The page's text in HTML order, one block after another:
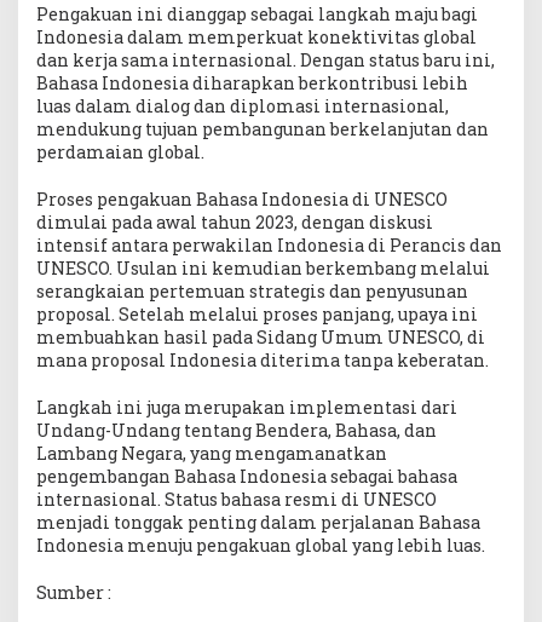
Pengakuan ini dianggap sebagai langkah maju bagi
Indonesia dalam memperkuat konektivitas global
dan kerja sama internasional. Dengan status baru ini,
Bahasa Indonesia diharapkan berkontribusi lebih
luas dalam dialog dan diplomasi internasional,
mendukung tujuan pembangunan berkelanjutan dan
perdamaian global.
Proses pengakuan Bahasa Indonesia di UNESCO
dimulai pada awal tahun 2023, dengan diskusi
intensif antara perwakilan Indonesia di Perancis dan
UNESCO. Usulan ini kemudian berkembang melalui
serangkaian pertemuan strategis dan penyusunan
proposal. Setelah melalui proses panjang, upaya ini
membuahkan hasil pada Sidang Umum UNESCO, di
mana proposal Indonesia diterima tanpa keberatan.
Langkah ini juga merupakan implementasi dari
Undang-Undang tentang Bendera, Bahasa, dan
Lambang Negara, yang mengamanatkan
pengembangan Bahasa Indonesia sebagai bahasa
internasional. Status bahasa resmi di UNESCO
menjadi tonggak penting dalam perjalanan Bahasa
Indonesia menuju pengakuan global yang lebih luas.
Sumber :